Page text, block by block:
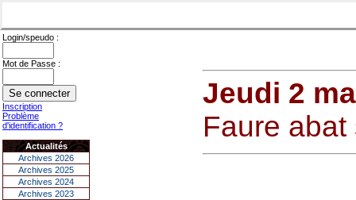
Login/speudo :
Mot de Passe :
Inscription
Problème
d'identification ?
Actualités
Archives 2026
Archives 2025
Archives 2024
Archives 2023
Jeudi 2
Faure abat